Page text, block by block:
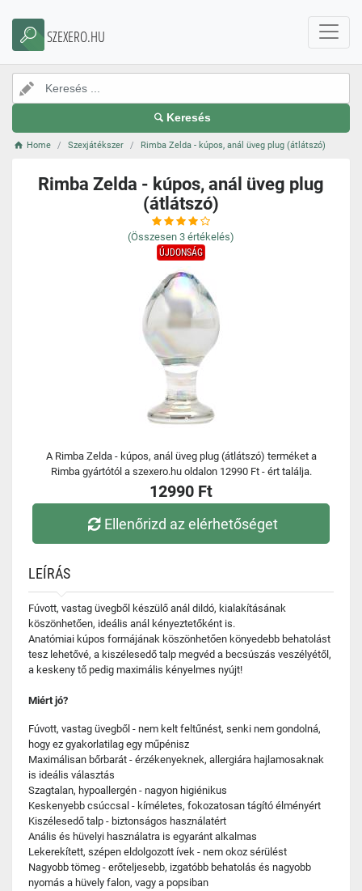
SZEXERO.HU
Keresés
Home Szexjátékszer Rimba Zelda - kúpos, anál üveg plug (átlátszó)
Rimba Zelda - kúpos, anál üveg plug
(átlátszó)
(Összesen 3 értékelés)
ÚJDONSÁG
A Rimba Zelda - kúpos, anál üveg plug (átlátszó) terméket a
Rimba gyártótól a szexero.hu oldalon 12990 Ft - ért találja.
12990 Ft
Ellenőrizd az elérhetőséget
LEÍRÁS
Fúvott, vastag üvegből készülő anál dildó, kialakításának
köszönhetően, ideális anál kényeztetőként is.
Anatómiai kúpos formájának köszönhetően könyedebb behatolást
tesz lehetővé, a kiszélesedő talp megvéd a becsúszás veszélyétől,
a keskeny tő pedig maximális kényelmes nyújt!
Miért jó?
Fúvott, vastag üvegből - nem kelt feltűnést, senki nem gondolná,
hogy ez gyakorlatilag egy műpénisz
Maximálisan bőrbarát - érzékenyeknek, allergiára hajlamosaknak
is ideális választás
Szagtalan, hypoallergén - nagyon higiénikus
Keskenyebb csúccsal - kíméletes, fokozatosan tágító élményért
Kiszélesedő talp - biztonságos használatért
Anális és hüvelyi használatra is egyaránt alkalmas
Lekerekített, szépen eldolgozott ívek - nem okoz sérülést
Nagyobb tömeg - erőteljesebb, izgatóbb behatolás és nagyobb
nyomás a hüvely falon, vagy a popsiban